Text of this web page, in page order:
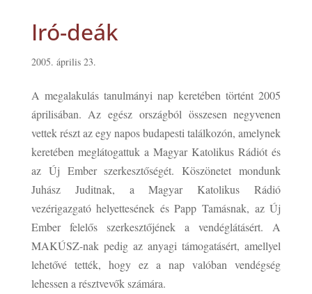
Iró-deák
2005. április 23.
A megalakulás tanulmányi nap keretében történt 2005
áprilisában. Az egész országból összesen negyvenen
vettek részt az egy napos budapesti találkozón, amelynek
keretében meglátogattuk a Magyar Katolikus Rádiót és
az Új Ember szerkesztőségét. Köszönetet mondunk
Juhász Juditnak, a Magyar Katolikus Rádió
vezérigazgató helyettesének és Papp Tamásnak, az Új
Ember felelős szerkesztőjének a vendéglátásért. A
MAKÚSZ-nak pedig az anyagi támogatásért, amellyel
lehetővé tették, hogy ez a nap valóban vendégség
lehessen a résztvevők számára.